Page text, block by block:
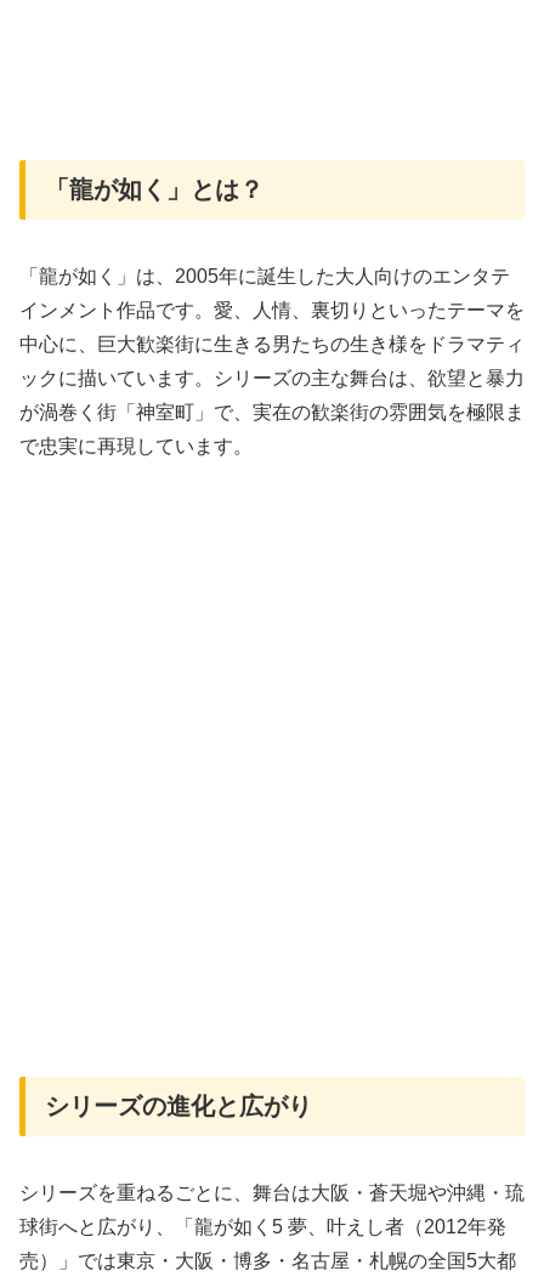
「龍が如く」とは？
「龍が如く」は、2005年に誕生した大人向けのエンタテ
インメント作品です。愛、人情、裏切りといったテーマを
中心に、巨大歓楽街に生きる男たちの生き様をドラマティ
ックに描いています。シリーズの主な舞台は、欲望と暴力
が渦巻く街「神室町」で、実在の歓楽街の雰囲気を極限ま
で忠実に再現しています。
シリーズの進化と広がり
シリーズを重ねるごとに、舞台は大阪・蒼天堀や沖縄・琉
球街へと広がり、「龍が如く5 夢、叶えし者（2012年発
売）」では東京・大阪・博多・名古屋・札幌の全国5大都